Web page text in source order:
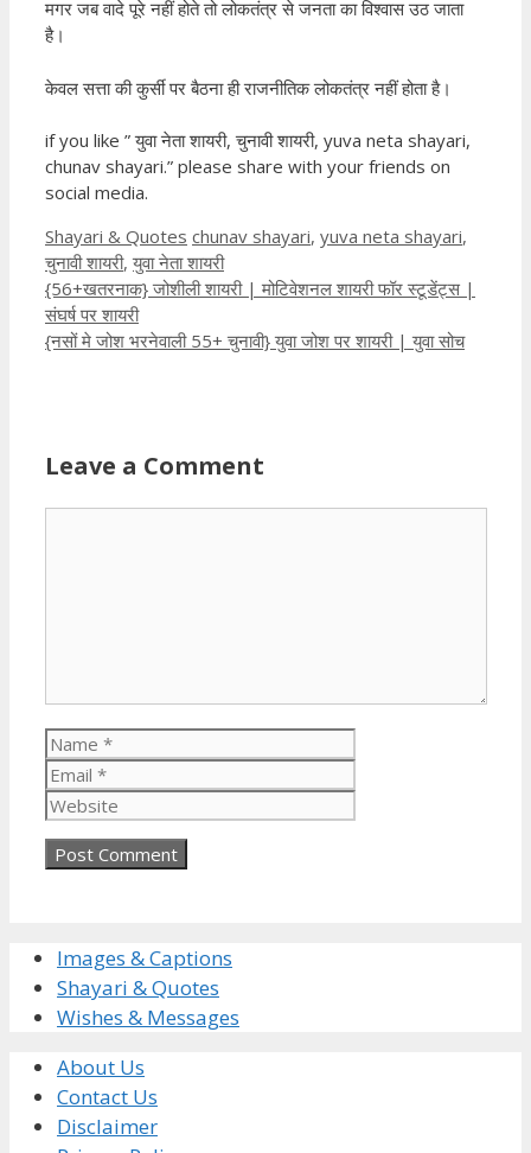
मगर जब वादे पूरे नहीं होते तो लोकतंत्र से जनता का विश्वास उठ जाता
है।
केवल सत्ता की कुर्सी पर बैठना ही राजनीतिक लोकतंत्र नहीं होता है।
if you like ” युवा नेता शायरी, चुनावी शायरी, yuva neta shayari,
chunav shayari.” please share with your friends on
social media.
Categories
Shayari & Quotes Tags
chunav shayari, yuva neta shayari,
चुनावी शायरी,युवा नेता शायरी
{56+खतरनाक} जोशीली शायरी | मोटिवेशनल शायरी फॉर स्टूडेंट्स |
संघर्ष पर शायरी
{नसों मे जोश भरनेवाली 55+ चुनावी} युवा जोश पर शायरी | युवा सोच
Leave a Comment
Name
Images & Captions
Shayari & Quotes
Wishes & Messages
About Us
Contact Us
Disclaimer